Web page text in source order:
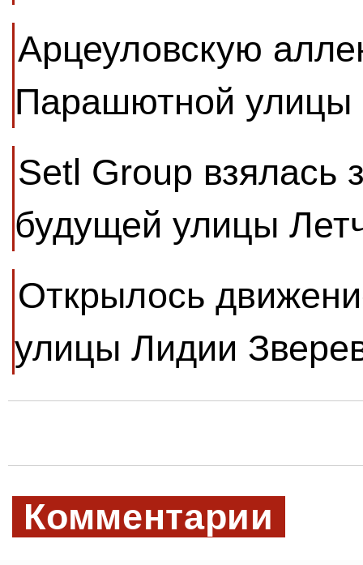
Арцеуловскую
Парашютной улицы
Setl Group взялась
будущей улицы
Открылось
улицы Лидии
Комментарии